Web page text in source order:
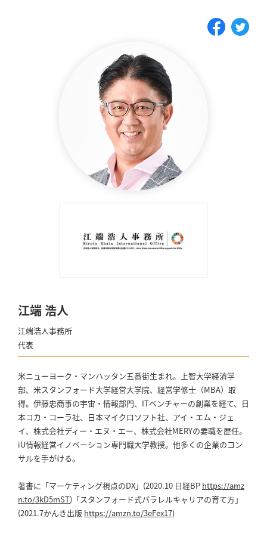
江端 浩人
江端浩人事務所
代表
米ニューヨーク・マンハッタン五番街生まれ。上智大学経済学
部、米スタンフォード大学経営大学院、経営学修士（MBA）取
得。伊藤忠商事の宇宙・情報部門、ITベンチャーの創業を経て、日
本コカ・コーラ社、日本マイクロソフト社、アイ・エム・ジェ
イ、株式会社ディー・エヌ・エー、株式会社MERYの要職を歴任。
iU情報経営イノベーション専門職大学教授。他多くの企業のコン
サルを手がける。
著書に「マーケティング視点のDX」(2020.10 日経BP https://amz
n.to/3kD5mST)「スタンフォード式パラレルキャリアの育て方」
(2021.7かんき出版 https://amzn.to/3eFex17)